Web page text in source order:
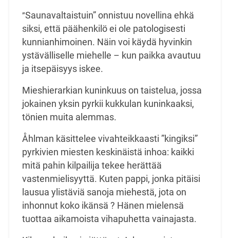
”Saunavaltaistuin” onnistuu novellina ehkä
siksi, että päähenkilö ei ole patologisesti
kunnianhimoinen. Näin voi käydä hyvinkin
ystävälliselle miehelle – kun paikka avautuu
ja itsepäisyys iskee.
Mieshierarkian kuninkuus on taistelua, jossa
jokainen yksin pyrkii kukkulan kuninkaaksi,
tönien muita alemmas.
Åhlman käsittelee vivahteikkaasti ”kingiksi”
pyrkivien miesten keskinäistä inhoa: kaikki
mitä pahin kilpailija tekee herättää
vastenmielisyyttä. Kuten pappi, jonka pitäisi
lausua ylistäviä sanoja miehestä, jota on
inhonnut koko ikänsä ? Hänen mielensä
tuottaa aikamoista vihapuhetta vainajasta.